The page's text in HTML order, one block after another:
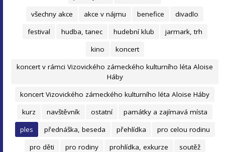
všechny akce
akce v nájmu benefice
divadlo
festival
hudba, tanec hudební klub
jarmark, trh
kino
koncert
koncert v rámci Vizovického zámeckého kulturního léta Aloise
Háby
koncert Vizovického zámeckého kulturního léta Aloise Háby
kurz
navštěvník ostatní
památky a zajímavá místa
ples
přednáška, beseda přehlídka
pro celou rodinu
pro děti
pro rodiny prohlídka, exkurze
soutěž